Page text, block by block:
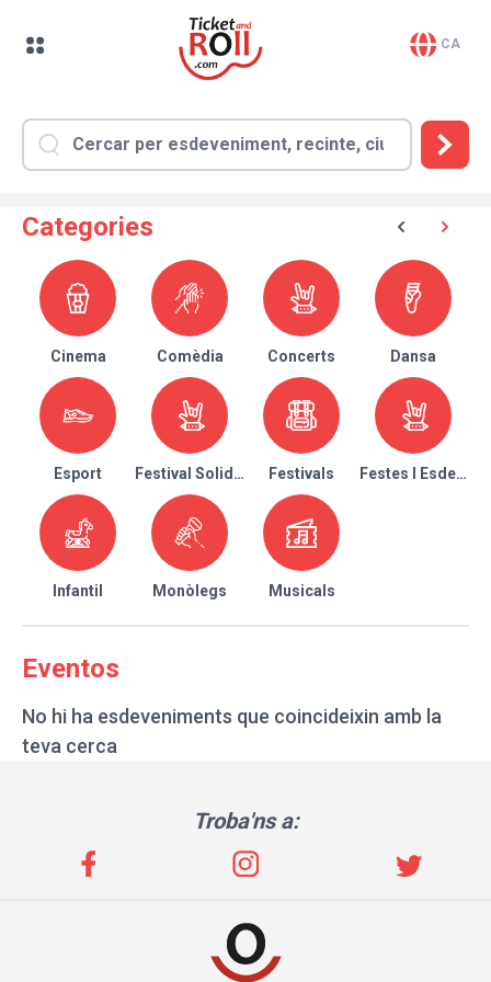
CA
Categories
Cinema Comèdia Concerts Dansa
Esport Festival Solidari Festivals Festes I
Infantil Monòlegs Musicals
Eventos
No hi ha esdeveniments que coincideixin amb la
teva cerca
Troba'ns a: